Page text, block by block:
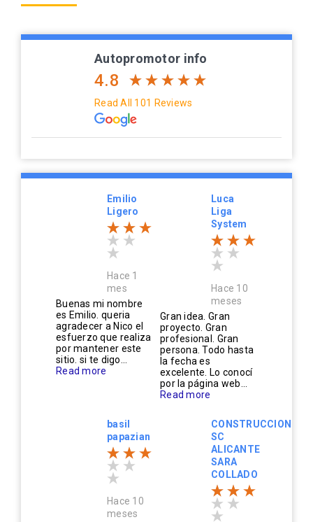
Autopromotor info
4.8
Read All 101 Reviews
Emilio
Ligero
Hace 1
mes
Buenas mi nombre
es Emilio. queria
agradecer a Nico el
esfuerzo que realiza
por mantener este
sitio. si te digo...
Read more
Luca
Liga
System
Hace 10
meses
Gran idea. Gran
proyecto. Gran
profesional. Gran
persona. Todo hasta
la fecha es
excelente. Lo conocí
por la página web...
Read more
basil
papazian
Hace 10
meses
CONSTRUCCIONES
SC
ALICANTE
SARA
COLLADO